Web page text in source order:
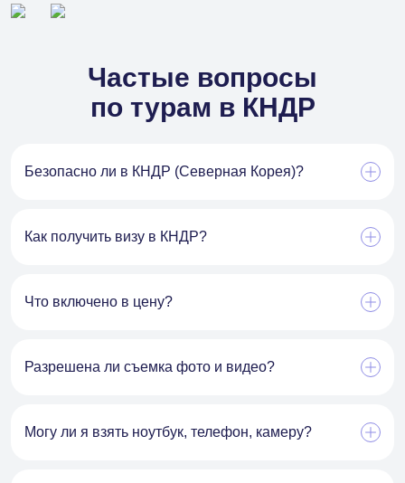
Частые вопросы
по турам в КНДР
Безопасно ли в КНДР (Северная Корея)?
Как получить визу в КНДР?
Что включено в цену?
Разрешена ли съемка фото и видео?
Могу ли я взять ноутбук, телефон, камеру?